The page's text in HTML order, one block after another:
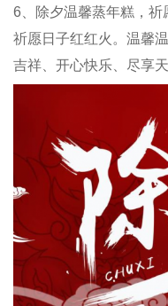
6、除夕温馨蒸年糕，祈
祈愿日子红红火。温馨
吉祥、开心快乐、尽享天